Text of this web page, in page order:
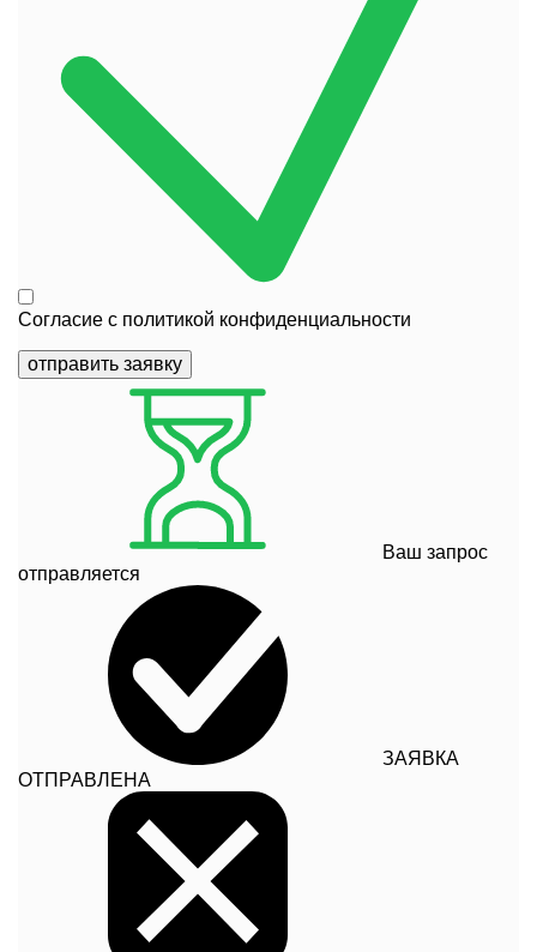
Согласие с политикой конфиденциальности
отправить заявку
Ваш запрос
отправляется
ЗАЯВКА
ОТПРАВЛЕНА